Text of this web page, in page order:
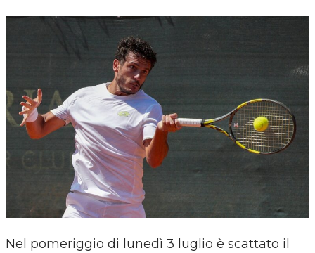
Nel pomeriggio di lunedì 3 luglio è scattato il